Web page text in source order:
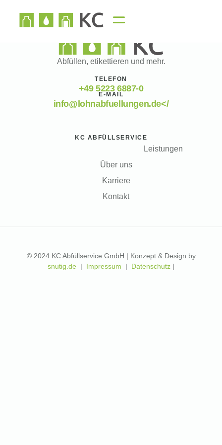
Abfüllen, etikettieren und mehr.
TELEFON
+49 5223 6887-0
E-MAIL
info@lohnabfuellungen.de</
KC ABFÜLLSERVICE
Leistungen
Über uns
Karriere
Kontakt
© 2024 KC Abfüllservice GmbH | Konzept & Design by
snutig.de | Impressum | Datenschutz |